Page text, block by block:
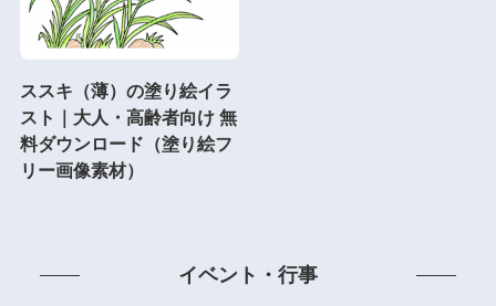
ススキ（薄）の塗り絵イラ
スト｜大人・高齢者向け 無
料ダウンロード（塗り絵フ
リー画像素材）
イベント・行事